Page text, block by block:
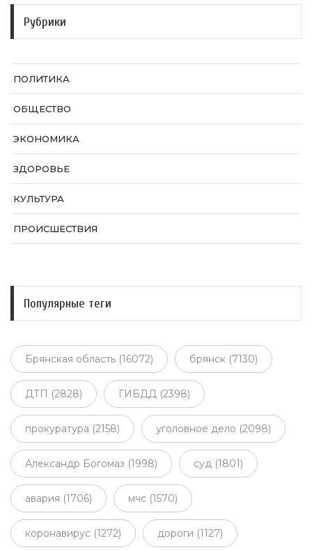
Рубрики
ПОЛИТИКА
ОБЩЕСТВО
ЭКОНОМИКА
ЗДОРОВЬЕ
КУЛЬТУРА
ПРОИСШЕСТВИЯ
Популярные теги
Брянская область (16072) брянск (7130)
ДТП (2828) ГИБДД (2398)
прокуратура (2158) уголовное дело (2098)
Александр Богомаз (1998) суд (1801)
авария (1706) мчс (1570)
коронавирус (1272) дороги (1127)